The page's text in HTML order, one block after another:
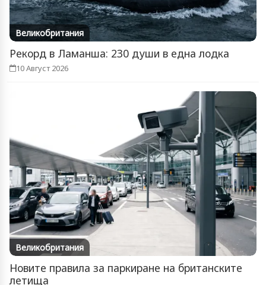
Великобритания
Рекорд в Ламанша: 230 души в една лодка
10 Август 2026
Великобритания
Новите правила за паркиране на британските
летища